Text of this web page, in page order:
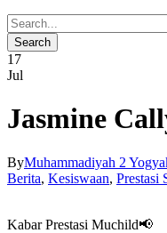
17
Jul
Jasmine
ByMuhammadiyah 2
Berita, Kesiswaan, Prestasi
Kabar Prestasi Muchild📢